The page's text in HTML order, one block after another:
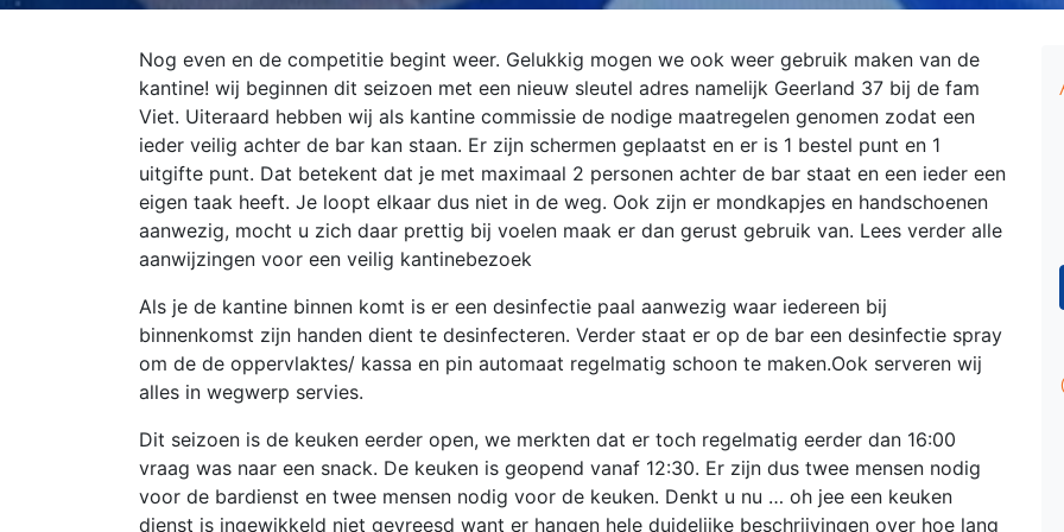
Nog even en de competitie begint weer. Gelukkig mogen we ook weer gebruik maken van de
kantine! wij beginnen dit seizoen met een nieuw sleutel adres namelijk Geerland 37 bij de fam
Viet. Uiteraard hebben wij als kantine commissie de nodige maatregelen genomen zodat een
ieder veilig achter de bar kan staan. Er zijn schermen geplaatst en er is 1 bestel punt en 1
uitgifte punt. Dat betekent dat je met maximaal 2 personen achter de bar staat en een ieder een
eigen taak heeft. Je loopt elkaar dus niet in de weg. Ook zijn er mondkapjes en handschoenen
aanwezig, mocht u zich daar prettig bij voelen maak er dan gerust gebruik van. Lees verder alle
aanwijzingen voor een veilig kantinebezoek
Als je de kantine binnen komt is er een desinfectie paal aanwezig waar iedereen bij
binnenkomst zijn handen dient te desinfecteren. Verder staat er op de bar een desinfectie spray
om de de oppervlaktes/ kassa en pin automaat regelmatig schoon te maken.Ook serveren wij
alles in wegwerp servies.
Dit seizoen is de keuken eerder open, we merkten dat er toch regelmatig eerder dan 16:00
vraag was naar een snack. De keuken is geopend vanaf 12:30. Er zijn dus twee mensen nodig
voor de bardienst en twee mensen nodig voor de keuken. Denkt u nu … oh jee een keuken
dienst is ingewikkeld niet gevreesd want er hangen hele duidelijke beschrijvingen over hoe lang